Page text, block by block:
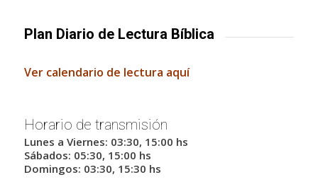
Plan Diario de Lectura Bíblica
Ver calendario de lectura aquí
Horario de transmisión
Lunes a Viernes: 03:30, 15:00 hs
Sábados: 05:30, 15:00 hs
Domingos: 03:30, 15:30 hs